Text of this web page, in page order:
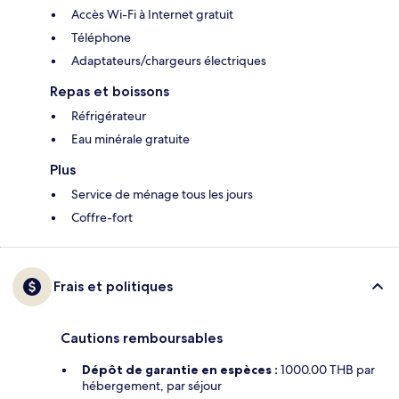
Accès Wi-Fi à Internet gratuit
Téléphone
Adaptateurs/chargeurs électriques
Repas et boissons
Réfrigérateur
Eau minérale gratuite
Plus
Service de ménage tous les jours
Coffre-fort
Frais et politiques
Cautions remboursables
Dépôt de garantie en espèces : 1000.00 THB par
hébergement, par séjour